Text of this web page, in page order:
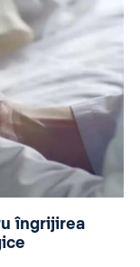
îngrijirea